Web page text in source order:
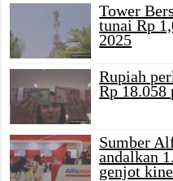
Tower
tunai Rp
2025
Rupiah
Rp
Sumber
andalkan
genjot